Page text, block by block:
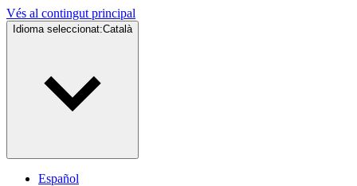
Vés al contingut principal
Idioma seleccionat:Català
Español